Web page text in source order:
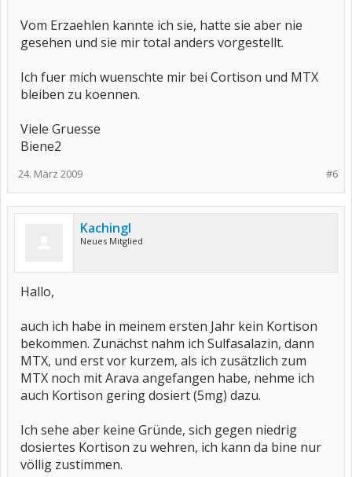
Vom Erzaehlen kannte ich sie, hatte sie aber nie
gesehen und sie mir total anders vorgestellt.
Ich fuer mich wuenschte mir bei Cortison und MTX
bleiben zu koennen.
Viele Gruesse
Biene2
#6
24. März 2009
Kachingl
Neues Mitglied
Hallo,
auch ich habe in meinem ersten Jahr kein Kortison
bekommen. Zunächst nahm ich Sulfasalazin, dann
MTX, und erst vor kurzem, als ich zusätzlich zum
MTX noch mit Arava angefangen habe, nehme ich
auch Kortison gering dosiert (5mg) dazu.
Ich sehe aber keine Gründe, sich gegen niedrig
dosiertes Kortison zu wehren, ich kann da bine nur
völlig zustimmen.